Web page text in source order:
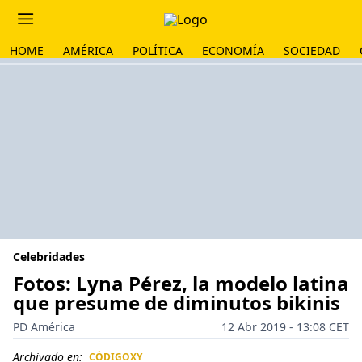
HOME AMÉRICA POLÍTICA ECONOMÍA SOCIEDAD
Celebridades
Fotos: Lyna Pérez, la modelo latina
que presume de diminutos bikinis
PD América
12 Abr 2019 - 13:08 CET
Archivado en: CÓDIGOXY